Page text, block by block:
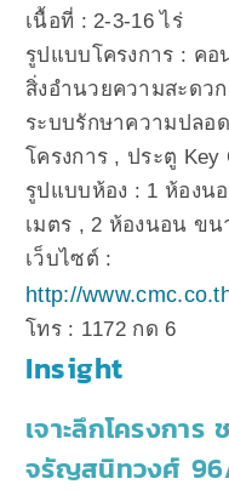
เนื้อที่ : 2-3-16 ไร่
รูปแบบโครงการ : คอ
สิ่งอำนวยความสะดว
ระบบรักษาความปลอ
โครงการ , ประตู Key
รูปแบบห้อง : 1 ห้องน
เมตร , 2 ห้องนอน ขน
เว็บไซต์ :
http://
โทร : 1172 กด 6
Insight
เจาะลึกโครงการ
จรัญสนิทวงศ์